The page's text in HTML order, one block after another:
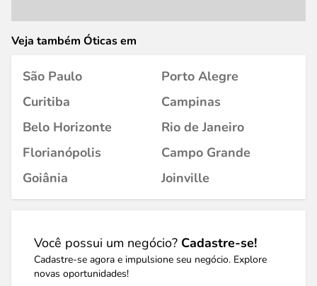
Veja também Óticas em
São Paulo
Porto Alegre
Curitiba
Campinas
Belo Horizonte
Rio de Janeiro
Florianópolis
Campo Grande
Goiânia
Joinville
Você possui um negócio? Cadastre-se!
Cadastre-se agora e impulsione seu negócio. Explore
novas oportunidades!